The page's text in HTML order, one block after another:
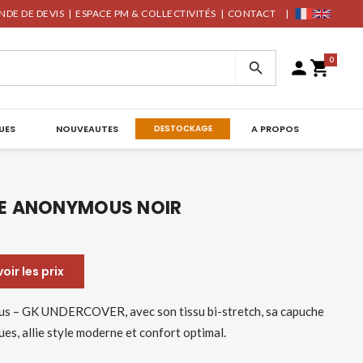
DE DEVIS | ESPACE PM & COLLECTIVITÉS | CONTACT |
 0
NOUVEAUTES DESTOCKAGE A PROPOS
ANONYMOUS NOIR
les prix
– GK UNDERCOVER, avec son tissu bi-stretch, sa capuche
allie style moderne et confort optimal.